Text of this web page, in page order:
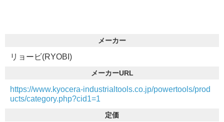
メーカー
リョービ(RYOBI)
メーカーURL
https://www.kyocera-industrialtools.co.jp/powertools/prod
ucts/category.php?cid1=1
定価